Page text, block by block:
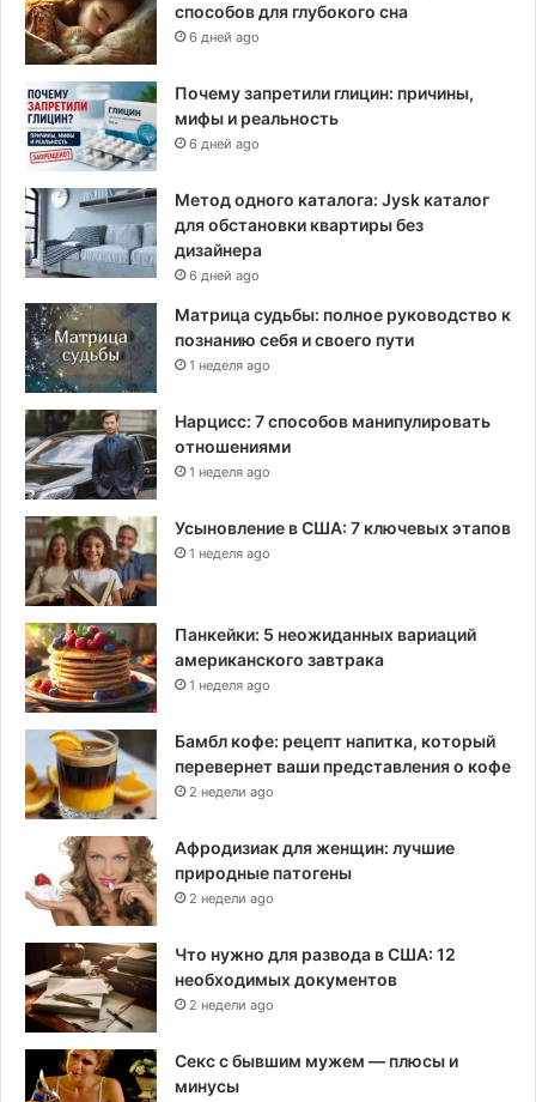
способов для глубокого сна
6 дней ago
Почему запретили глицин: причины,
мифы и реальность
6 дней ago
Метод одного каталога: Jysk каталог
для обстановки квартиры без
дизайнера
6 дней ago
Матрица судьбы: полное руководство к
познанию себя и своего пути
1 неделя ago
Нарцисс: 7 способов манипулировать
отношениями
1 неделя ago
Усыновление в США: 7 ключевых этапов
1 неделя ago
Панкейки: 5 неожиданных вариаций
американского завтрака
1 неделя ago
Бамбл кофе: рецепт напитка, который
перевернет ваши представления о кофе
2 недели ago
Афродизиак для женщин: лучшие
природные патогены
2 недели ago
Что нужно для развода в США: 12
необходимых документов
2 недели ago
Секс с бывшим мужем — плюсы и
минусы